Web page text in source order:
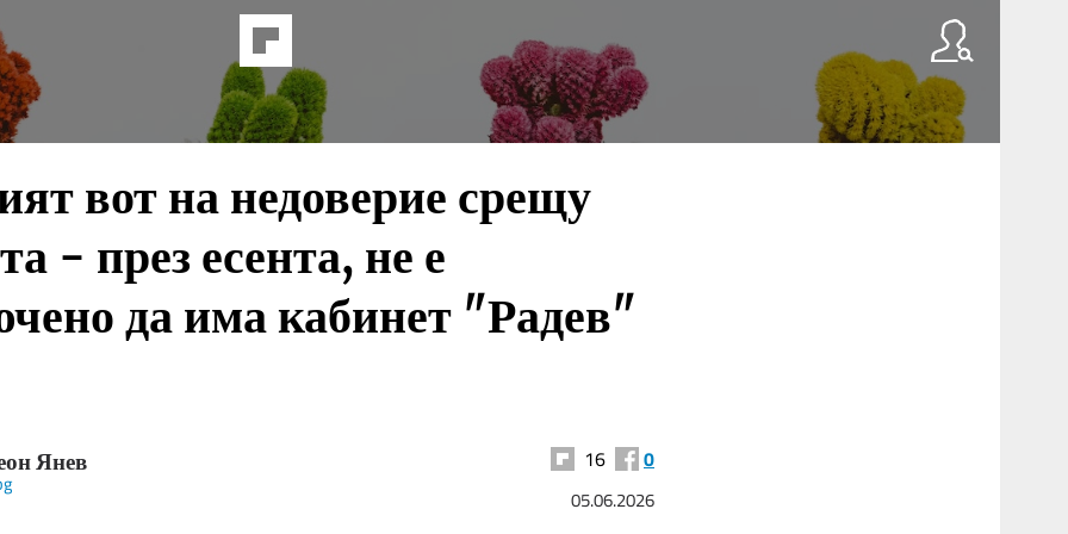
вот на недоверие срещу
- през есента, не е
да има кабинет "Радев"
Янев 16 0
05.06.2026